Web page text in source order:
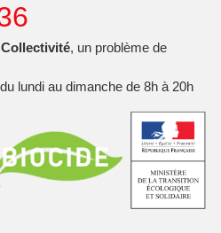
Collectivité, un problème de
lundi au dimanche de 8h à 20h